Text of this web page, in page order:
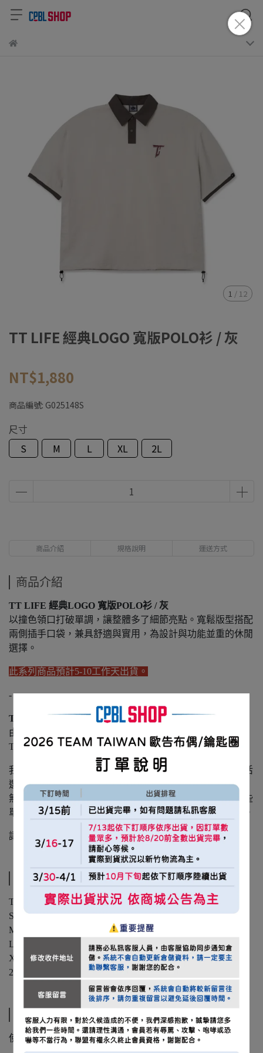
1 / 12
TT LIFE 經典LOGO 寬版POLO衫 / 灰
NT$1,880
商品編號: G025148S
尺寸
S
M L XL 2L
商品介紹 規格說明 運送方式
商品介紹
TT LIFE 經典LOGO 寬版POLO衫 / 灰
以撞色領口打破單調，讓整體多了細節亮點。寬鬆版型搭配
兩側插手口袋，兼具舒適與實用，為設計與功能並重的休閒
選擇。
此系列商品預計5-10工作天出貨。
-
TEAM TAIWAN LIFE介紹
由 CPBL 官方於 2025 年正式推出的休閒服飾支線，
T.T LIFE 將 TEAM TAIWAN 的精神延伸至日常生活。
我們從球場出發，將熱血、堅持與支持，轉化為每一個生活
選擇。
無論是通勤、散步、旅行，或街角咖啡店的小憩時刻，這些
單品將自然融入你的日常角落，也象徵我們同屬一支隊伍。
讓 TEAM TAIWAN 的精神存在於你生活的每一天。
規格說明
TT LIFE 經典LOGO 寬版POLO衫 / 灰
S：衣長71 / 胸寬61 / 肩寬61 / 袖長20.5
M：衣長73 / 胸寬63.5 / 肩寬63 / 袖長21.5
L：衣長75 / 胸寬66 / 肩寬65 / 袖長22.5
XL：衣長77 / 胸寬68.5 / 肩寬67 / 袖長23.5
2XL：衣長79 / 胸寬71 / 肩寬69 / 袖長24.5
運送方式
使用新竹物流運送